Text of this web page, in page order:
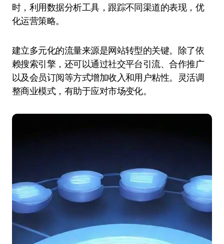
时，利用数据分析工具，跟踪不同渠道的表现，优
化运营策略。
建立多元化的流量来源是网站转型的关键。除了依
赖搜索引擎，还可以通过社交平台引流、合作推广
以及会员订阅等方式增加收入和用户粘性。灵活调
整商业模式，有助于应对市场变化。